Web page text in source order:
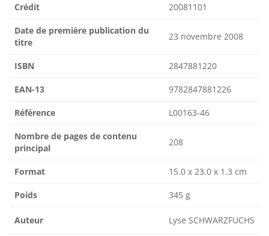
Crédit 20081101
Date de première publication du
titre
23 novembre 2008
ISBN 2847881220
EAN-13 9782847881226
Référence L00163-46
Nombre de pages de contenu
principal
208
Format 15.0 x 23.0 x 1.3 cm
Poids 345 g
Auteur Lyse SCHWARZFUCHS